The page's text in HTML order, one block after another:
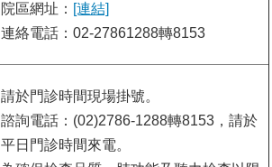
院區網址： [連結]
連絡電話：02-27861288轉8153
請於門診時間現場掛號。
諮詢電話：(02)2786-1288轉8153，請於
平日門診時間來電。